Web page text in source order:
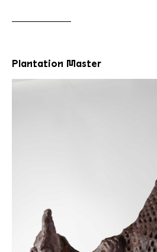
Plantation Master